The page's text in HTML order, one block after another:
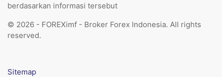
berdasarkan informasi tersebut
© 2026 - FOREXimf - Broker Forex Indonesia. All rights
reserved.
Sitemap